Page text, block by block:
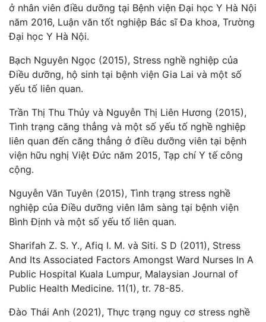
ở nhân viên điều dưỡng tại Bệnh viện Đại học Y Hà Nội
năm 2016, Luận văn tốt nghiệp Bác sĩ Đa khoa, Trường
Đại học Y Hà Nội.
Bạch Nguyên Ngọc (2015), Stress nghề nghiệp của
Điều dưỡng, hộ sinh tại bệnh viện Gia Lai và một số
yếu tố liên quan.
Trần Thị Thu Thủy và Nguyễn Thị Liên Hương (2015),
Tình trạng căng thẳng và một số yếu tố nghề nghiệp
liên quan đến căng thẳng ở điều dưỡng viên tại bệnh
viện hữu nghị Việt Đức năm 2015, Tạp chí Y tế công
cộng.
Nguyễn Văn Tuyên (2015), Tình trạng stress nghề
nghiệp của Điều dưỡng viên lâm sàng tại bệnh viện
Bình Định và một số yếu tố liên quan.
Sharifah Z. S. Y., Afiq I. M. và Siti. S D (2011), Stress
And Its Associated Factors Amongst Ward Nurses In A
Public Hospital Kuala Lumpur, Malaysian Journal of
Public Health Medicine. 11(1), tr. 78-85.
Đào Thái Anh (2021), Thực trạng nguy cơ stress nghề